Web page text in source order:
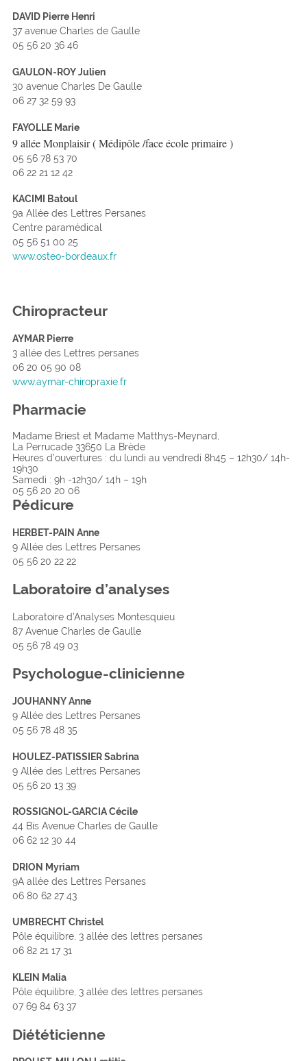
DAVID Pierre Henri
37 avenue Charles de Gaulle
05 56 20 36 46
GAULON-ROY Julien
30 avenue Charles De Gaulle
06 27 32 59 93
FAYOLLE Marie
9 allée Monplaisir ( Médipôle /face école primaire )
05 56 78 53 70
06 22 21 12 42
KACIMI Batoul
9a Allée des Lettres Persanes
Centre paramédical
05 56 51 00 25
www.osteo-bordeaux.fr
Chiropracteur
AYMAR Pierre
3 allée des Lettres persanes
06 20 05 90 08
www.aymar-chiropraxie.fr
Pharmacie
Madame Briest et Madame Matthys-Meynard,
La Perrucade 33650 La Brède
Heures d’ouvertures : du lundi au vendredi 8h45 – 12h30/ 14h-
19h30
Samedi : 9h -12h30/ 14h – 19h
05 56 20 20 06
Pédicure
HERBET-PAIN Anne
9 Allée des Lettres Persanes
05 56 20 22 22
Laboratoire d’analyses
Laboratoire d’Analyses Montesquieu
87 Avenue Charles de Gaulle
05 56 78 49 03
Psychologue-clinicienne
JOUHANNY Anne
9 Allée des Lettres Persanes
05 56 78 48 35
HOULEZ-PATISSIER Sabrina
9 Allée des Lettres Persanes
05 56 20 13 39
ROSSIGNOL-GARCIA Cécile
44 Bis Avenue Charles de Gaulle
06 62 12 30 44
DRION Myriam
9A allée des Lettres Persanes
06 80 62 27 43
UMBRECHT Christel
Pôle équilibre, 3 allée des lettres persanes
06 82 21 17 31
KLEIN Malia
Pôle équilibre, 3 allée des lettres persanes
07 69 84 63 37
Diététicienne